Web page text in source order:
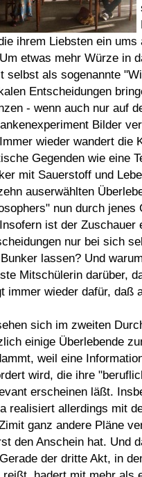
ihrem Liebsten ein
Um etwas mehr Würze in
selbst als sogenannte
Entscheidungen
- wenn auch nur auf
Bilder
Immer wieder wandert die
Gegenden wie eine
mit Sauerstoff und
auserwählten
nun durch jenes
Insofern ist der Zuschauer
nur bei sich
lassen? Und
Mitschülerin darüber,
immer wieder dafür, daß
sich im zweiten
einige Überlebende
weil eine
wird, die ihre
erscheinen läßt.
realisiert allerdings mit
ganz andere Pläne
den Anschein hat. Und
Gerade der dritte Akt, in